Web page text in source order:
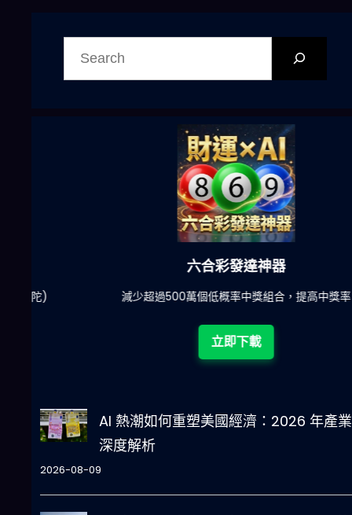
六合彩發達神器
減少超過500萬個低概率中獎組合，提高中獎率
立即下載
AI 熱潮如何重塑美國經濟：2026 年產
深度解析
2026-08-09